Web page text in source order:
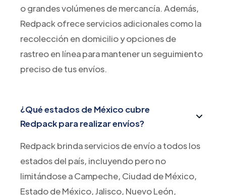
o grandes volúmenes de mercancía. Además,
Redpack ofrece servicios adicionales como la
recolección en domicilio y opciones de
rastreo en línea para mantener un seguimiento
preciso de tus envíos.
¿Qué estados de México cubre
Redpack para realizar envíos?
Redpack brinda servicios de envío a todos los
estados del país, incluyendo pero no
limitándose a Campeche, Ciudad de México,
Estado de México, Jalisco, Nuevo León,